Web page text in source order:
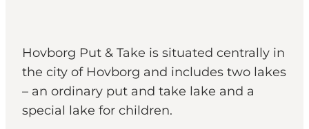
Hovborg Put & Take is situated centrally in
the city of Hovborg and includes two lakes
– an ordinary put and take lake and a
special lake for children.